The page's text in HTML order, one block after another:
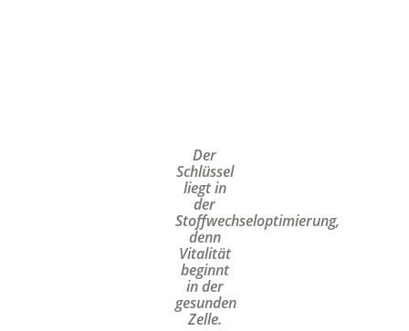
Der
Schlüssel
liegt in
der
Stoffwechseloptimierung,
denn
Vitalität
beginnt
in der
gesunden
Zelle.